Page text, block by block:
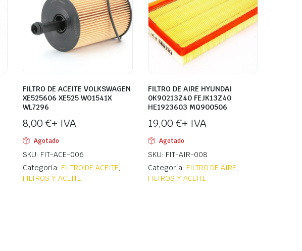
FILTRO DE ACEITE VOLKSWAGEN
XE525606 XE525 WO1541X
WL7296
8,00 €+ IVA
Agotado
SKU: FIT-ACE-006
Categoría: FILTRO DE ACEITE,
FILTROS Y ACEITE
FILTRO DE AIRE HYUNDAI
0K90213Z40 FEJK13Z40
HE1923603 MQ900506
19,00 €+ IVA
Agotado
SKU: FIT-AIR-008
Categoría: FILTRO DE AIRE,
FILTROS Y ACEITE